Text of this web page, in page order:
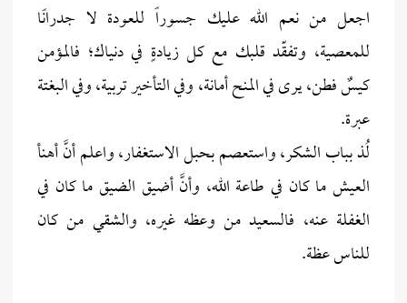
اجعل من نعم الله عليك جسوراً للعودة لا جدرانًا
للمعصية، وتفقّد قلبك مع كل زيادةٍ في دنياك؛ فالمؤمن
كيسٌ فطن، يرى في المنح أمانة، وفي التأخير تربية، وفي البغتة
عبرة.
لُذ بباب الشكر، واستعصم بحبل الاستغفار، واعلم أنَّ أهنأ
العيش ما كان في طاعة الله، وأنَّ أضيق الضيق ما كان في
الغفلة عنه، فالسعيد من وعظه غيره، والشقي من كان
للناس عظة.